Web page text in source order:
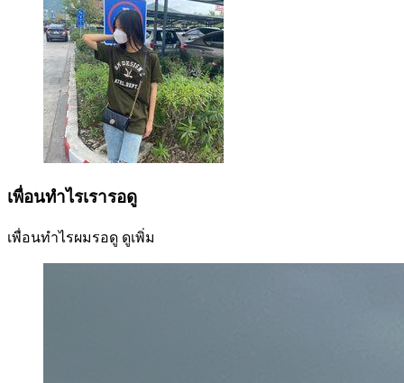
เพื่อนทำไรเรารอดู
เพื่อนทำไรผมรอดู ดูเพิ่ม